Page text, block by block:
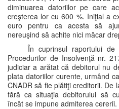
diminuarea datoriilor pe care
creşterea lor cu 600 %. Iniţial a
euro pentru ca acesta să
nereuşind să achite nici măcar
În cuprinsul raportului de
Procedurilor de Insolvenţă nr.
judiciar a arătat că debitorul nu
plata datoriilor curente, urmând
CNADR să fie plătiţi creditorii. De
fără ca situaţia debitorului să
încât se impune admiterea cererii.